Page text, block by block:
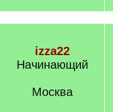
izza22
Начинающий
Москва